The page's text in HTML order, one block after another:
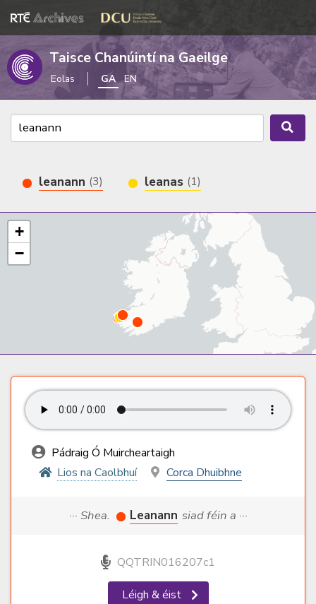
Taisce Chanúintí na Gaeilge
Eolas GA EN
leanann (3) leanas (1)
+
−
Pádraig Ó Muircheartaigh
Lios na Caolbhuí
Corca Dhuibhne
··· Shea. Leanann siad féin a ···
QQTRIN016207c1
Léigh & éist